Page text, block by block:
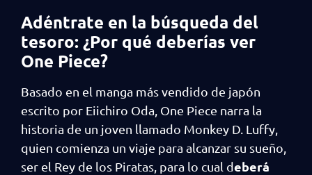
Adéntrate en la búsqueda del
tesoro: ¿Por qué deberías ver
One Piece?
Basado en el manga más vendido de japón
escrito por Eiichiro Oda, One Piece narra la
historia de un joven llamado Monkey D. Luffy,
quien comienza un viaje para alcanzar su sueño,
ser el Rey de los Piratas, para lo cual deberá